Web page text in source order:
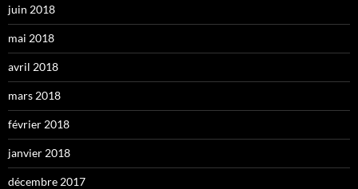
juin 2018
mai 2018
avril 2018
mars 2018
février 2018
janvier 2018
décembre 2017